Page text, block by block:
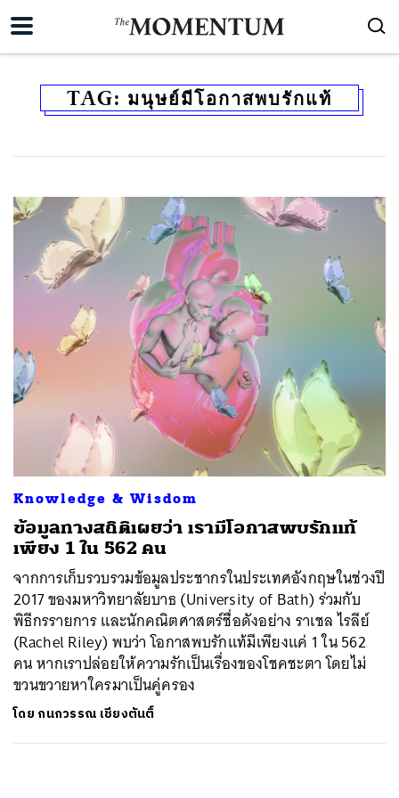
TAG: มนุษย์มีโอกาสพบรักแท้
Knowledge & Wisdom
ข้อมูลทางสถิติเผยว่า เรามีโอกาสพบรักแท้
เพียง 1 ใน 562 คน
จากการเก็บรวบรวมข้อมูลประชากรในประเทศอังกฤษในช่วงปี
2017 ของมหาวิทยาลัยบาธ (University of Bath) ร่วมกับ
พิธีกรรายการ และนักคณิตศาสตร์ชื่อดังอย่าง ราเชล ไรลีย์
(Rachel Riley) พบว่า โอกาสพบรักแท้มีเพียงแค่ 1 ใน 562
คน หากเราปล่อยให้ความรักเป็นเรื่องของโชคชะตา โดยไม่
ขวนขวายหาใครมาเป็นคู่ครอง
โดย กนกวรรณ เชียงตันติ์
ค้นหา
SHARE TWEET